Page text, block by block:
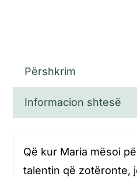
Përshkrim
Informacion shtesë
Që kur Maria mësoi
talentin që zotëronte,